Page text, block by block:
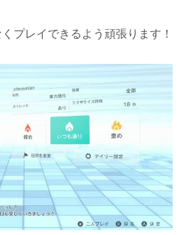
プレイできるよう頑張ります！